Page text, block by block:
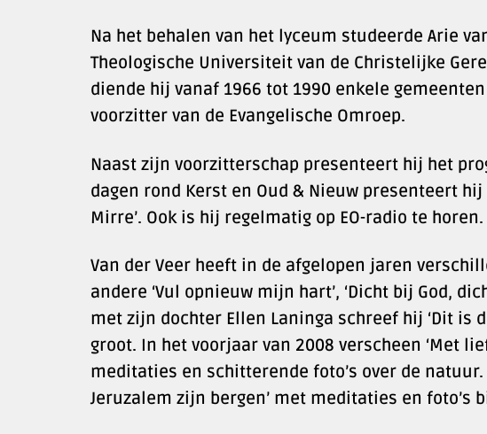
Na het behalen van het lyceum studeerde Arie
Theologische Universiteit van de Christelijke
diende hij vanaf 1966 tot 1990 enkele
voorzitter van de Evangelische Omroep.
Naast zijn voorzitterschap presenteert hij het
dagen rond Kerst en Oud & Nieuw presenteert
Mirre’. Ook is hij regelmatig op EO-radio te horen.
Van der Veer heeft in de afgelopen jaren
andere ‘Vul opnieuw mijn hart’, ‘Dicht bij God,
met zijn dochter Ellen Laninga schreef hij ‘Dit is
groot. In het voorjaar van 2008 verscheen ‘Met
meditaties en schitterende foto’s over de
Jeruzalem zijn bergen’ met meditaties en foto’s